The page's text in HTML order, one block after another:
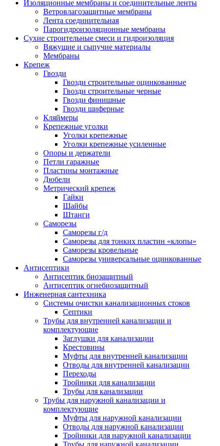
Изоляционные мембраны и соединительные ленты
Ветровлагозащитные мембраны
Лента соединительная
Парогидроизоляционные мембраны
Сухие строительные смеси и гидроизоляция
Вяжущие и сыпучие материалы
Мембраны
Крепеж
Гвозди
Гвозди строительные оцинкованные
Гвозди строительные черные
Гвозди финишные
Гвозди шиферные
Кляймеры
Крепежные уголки
Уголки крепежные
Уголки крепежные усиленные
Опоры и держатели
Петли гаражные
Пластины монтажные
Дюбели
Метрический крепеж
Гайки
Шайбы
Штанги
Саморезы
Саморезы г/д
Саморезы для тонких пластин «клопы»
Саморезы кровельные
Саморезы универсальные оцинкованные
Антисептики
Антисептик биозащитный
Антисептик огнебиозащитный
Инженерная сантехника
Системы очистки канализационных стоков
Септики
Трубы для внутренней канализации и
комплектующие
Заглушки для канализации
Крестовины
Муфты для внутренней канализации
Отводы для внутренней канализации
Переходы
Тройники для канализации
Трубы для канализации
Трубы для наружной канализации и
комплектующие
Муфты для наружной канализации
Отводы для наружной канализации
Тройники для наружной канализации
Трубы для наружной канализации